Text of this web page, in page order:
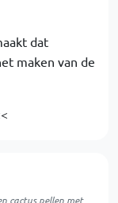
dat
maken van de
cactus pellen met